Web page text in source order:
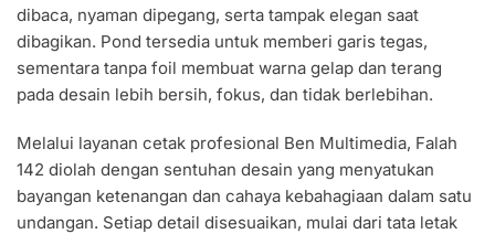
dibaca, nyaman dipegang, serta tampak elegan saat
dibagikan. Pond tersedia untuk memberi garis tegas,
sementara tanpa foil membuat warna gelap dan terang
pada desain lebih bersih, fokus, dan tidak berlebihan.
Melalui layanan cetak profesional Ben Multimedia, Falah
142 diolah dengan sentuhan desain yang menyatukan
bayangan ketenangan dan cahaya kebahagiaan dalam satu
undangan. Setiap detail disesuaikan, mulai dari tata letak